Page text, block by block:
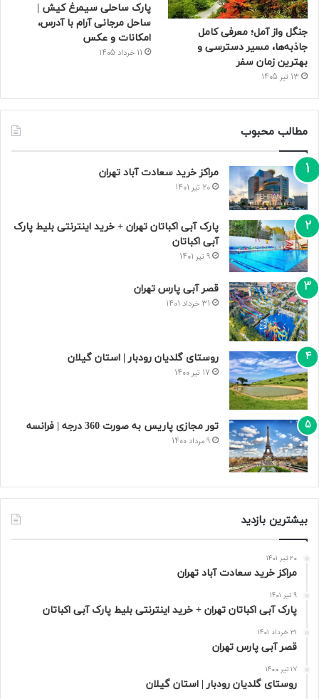
جنگل واز آمل؛ معرفی کامل
جاذبه‌ها، مسیر دسترسی و
بهترین زمان سفر
13 تیر 1405
پارک ساحلی سیمرغ کیش |
ساحل مرجانی آرام با آدرس،
امکانات و عکس
11 خرداد 1405
مطالب محبوب
مراکز خرید سعادت‌ آباد تهران
20 تیر 1401
پارک آبی اکباتان تهران + خرید اینترنتی بلیط پارک
آبی اکباتان
9 تیر 1401
قصر آبی پارس تهران
31 خرداد 1401
روستای گلدیان رودبار | استان گیلان
17 تیر 1400
تور مجازی پاریس به صورت 360 درجه | فرانسه
9 مرداد 1400
بیشترین بازدید
20 تیر 1401
مراکز خرید سعادت‌ آباد تهران
9 تیر 1401
پارک آبی اکباتان تهران + خرید اینترنتی بلیط پارک آبی اکباتان
31 خرداد 1401
قصر آبی پارس تهران
17 تیر 1400
روستای گلدیان رودبار | استان گیلان